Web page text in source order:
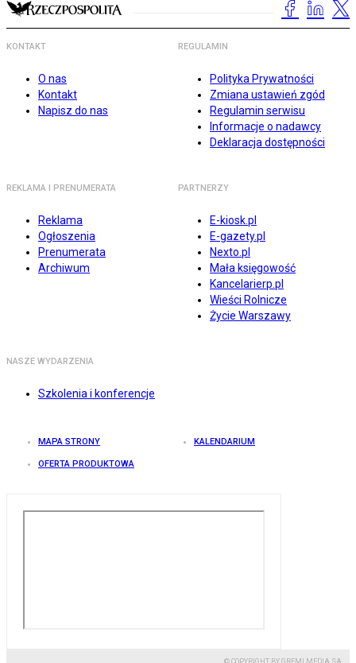
KONTAKT
O nas
Kontakt
Napisz do nas
REGULAMIN
Polityka Prywatności
Zmiana ustawień zgód
Regulamin serwisu
Informacje o nadawcy
Deklaracja dostępności
REKLAMA I PRENUMERATA
Reklama
Ogłoszenia
Prenumerata
Archiwum
PARTNERZY
E-kiosk.pl
E-gazety.pl
Nexto.pl
Mała księgowość
Kancelarierp.pl
Wieści Rolnicze
Życie Warszawy
NASZE WYDARZENIA
Szkolenia i konferencje
MAPA STRONY KALENDARIUM
OFERTA PRODUKTOWA